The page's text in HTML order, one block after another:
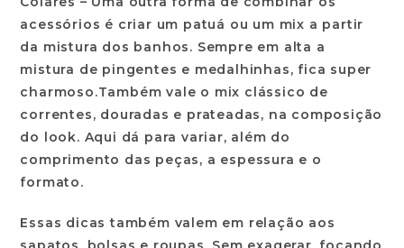
acessórios é criar um patuá ou um mix a partir
da mistura dos banhos. Sempre em alta a
mistura de pingentes e medalhinhas, fica super
charmoso.Também vale o mix clássico de
correntes, douradas e prateadas, na composição
do look. Aqui dá para variar, além do
comprimento das peças, a espessura e o
formato.
Essas dicas também valem em relação aos